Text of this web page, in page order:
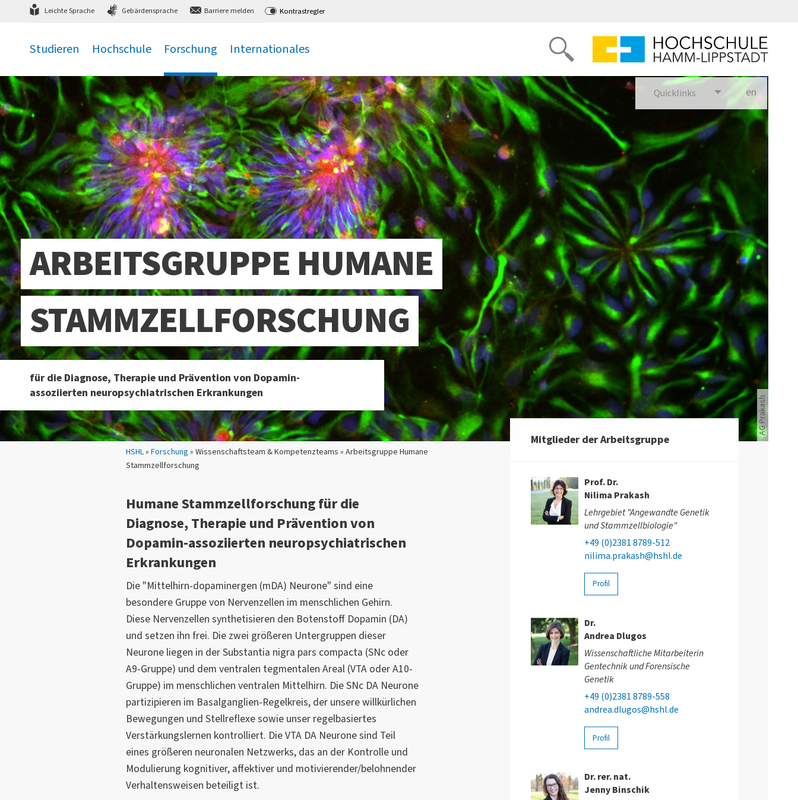
zum Hauptmenü zum Inhalt,
Leichte Sprache Gebärdensprache Barriere melden Kontrastregler
Studieren Hochschule Forschung Internationales
Quicklinks english
Sie sind hier:
HSHL» Forschung » Wissenschaftsteam & Kompetenzteams » Arbeitsgruppe Humane
Stammzellforschung
menschliche neurale Vorläuferzellen
AG Prakash
ARBEITSGRUPPE HUMANE
STAMMZELLFORSCHUNG
für die Diagnose, Therapie und Prävention von Dopamin-
assoziierten neuropsychiatrischen Erkrankungen
Humane Stammzellforschung für die
Diagnose, Therapie und Prävention von
Dopamin-assoziierten neuropsychiatrischen
Erkrankungen
Die "Mittelhirn-dopaminergen (mDA) Neurone" sind eine
besondere Gruppe von Nervenzellen im menschlichen Gehirn.
Diese Nervenzellen synthetisieren den Botenstoff Dopamin (DA)
und setzen ihn frei. Die zwei größeren Untergruppen dieser
Neurone liegen in der Substantia nigra pars compacta (SNc oder
A9-Gruppe) und dem ventralen tegmentalen Areal (VTA oder A10-
Gruppe) im menschlichen ventralen Mittelhirn. Die SNc DA Neurone
partizipieren im Basalganglien-Regelkreis, der unsere willkürlichen
Bewegungen und Stellreflexe sowie unser regelbasiertes
Verstärkungslernen kontrolliert. Die VTA DA Neurone sind Teil
eines größeren neuronalen Netzwerks, das an der Kontrolle und
Modulierung kognitiver, affektiver und motivierender/belohnender
Verhaltensweisen beteiligt ist.
Mitglieder der Arbeitsgruppe
Prof. Dr.
Nilima Prakash
Lehrgebiet "Angewandte Genetik
und Stammzellbiologie"
+49 (0)2381 8789-512
nilima.prakash@hshl.de
Profil
Dr.
Andrea Dlugos
Wissenschaftliche Mitarbeiterin
Gentechnik und Forensische
Genetik
+49 (0)2381 8789-558
andrea.dlugos@hshl.de
Profil
Dr. rer. nat.
Jenny Binschik